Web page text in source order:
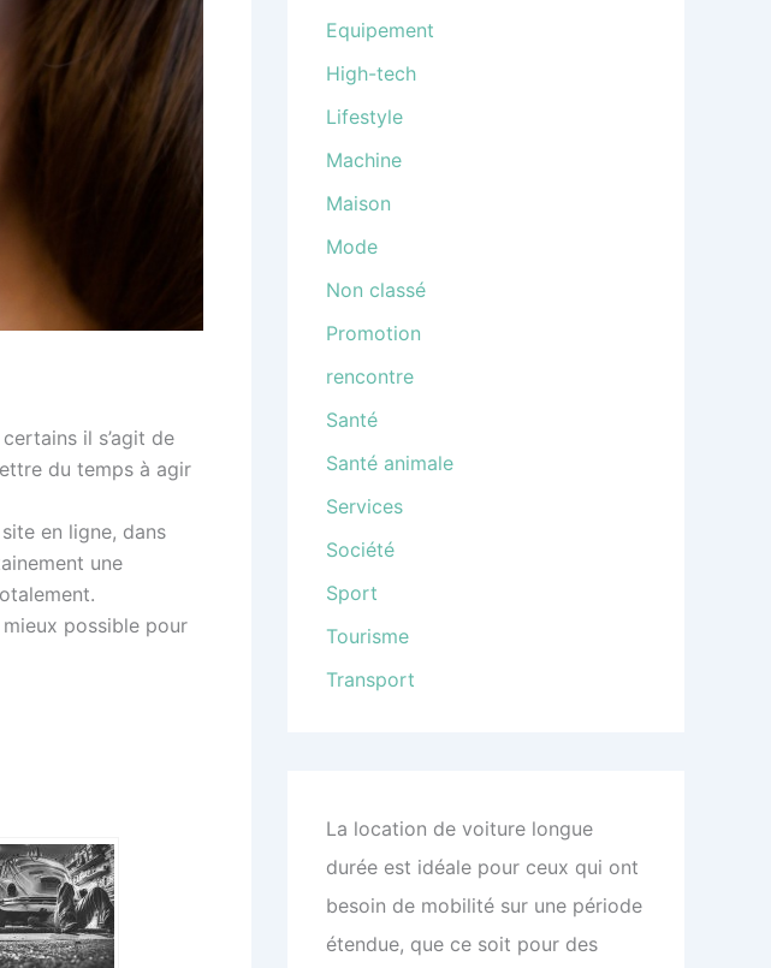
il s’agit de
du temps à agir
en ligne, dans
une
possible pour
Equipement
High-tech
Lifestyle
Machine
Maison
Mode
Non classé
Promotion
rencontre
Santé
Santé animale
Services
Société
Sport
Tourisme
Transport
La location de voiture longue
durée est idéale pour ceux qui ont
besoin de mobilité sur une période
étendue, que ce soit pour des